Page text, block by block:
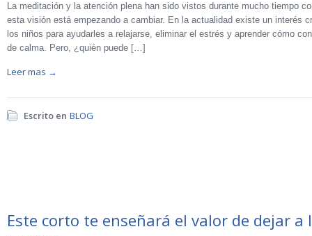
La meditación y la atención plena han sido vistos durante mucho tiempo
esta visión está empezando a cambiar. En la actualidad existe un interés
los niños para ayudarles a relajarse, eliminar el estrés y aprender cómo
de calma. Pero, ¿quién puede […]
Leer mas →
Escrito en BLOG
Este corto te enseñará el valor de dejar a